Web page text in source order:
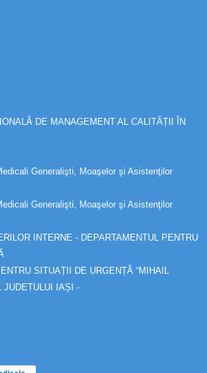
DE MANAGEMENT AL CALITĂȚII ÎN
Generalişti, Moaşelor şi Asistenţilor
Generalişti, Moaşelor şi Asistenţilor
INTERNE - DEPARTAMENTUL PENTRU
SITUAȚII DE URGENȚĂ “MIHAIL
JUDETULUI IAȘI -